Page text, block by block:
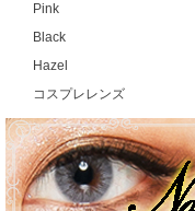
Pink
Black
Hazel
コスプレレンズ